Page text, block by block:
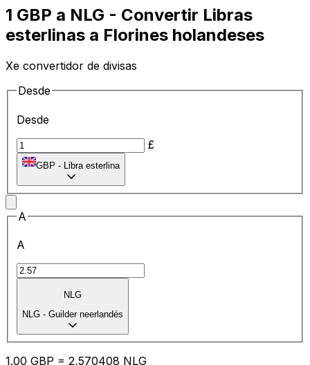
1 GBP a NLG - Convertir Libras
esterlinas a Florines holandeses
Xe convertidor de divisas
Desde
Desde
£
GBP - Libra esterlina
A
A
NLG
NLG - Guilder neerlandés
1.00 GBP = 2,570408 NLG